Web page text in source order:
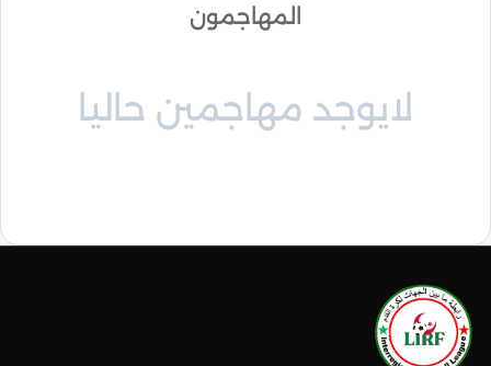
المهاجمون
لايوجد مهاجمين حاليا